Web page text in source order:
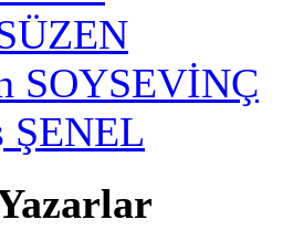
SOYSEVİNÇ
ŞENEL